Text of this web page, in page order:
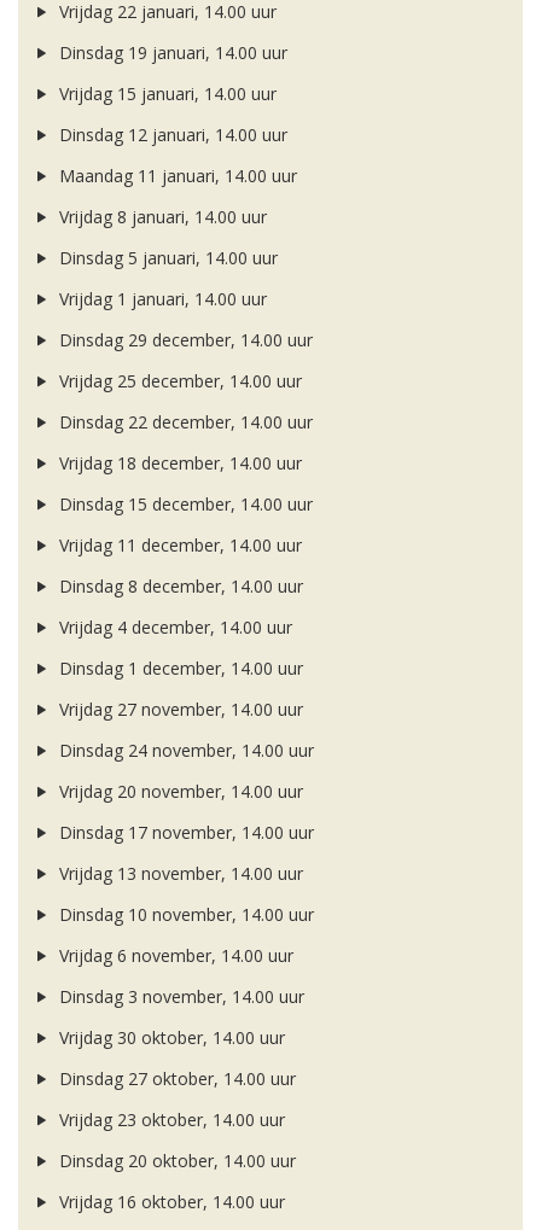
Vrijdag 22 januari, 14.00 uur
Dinsdag 19 januari, 14.00 uur
Vrijdag 15 januari, 14.00 uur
Dinsdag 12 januari, 14.00 uur
Maandag 11 januari, 14.00 uur
Vrijdag 8 januari, 14.00 uur
Dinsdag 5 januari, 14.00 uur
Vrijdag 1 januari, 14.00 uur
Dinsdag 29 december, 14.00 uur
Vrijdag 25 december, 14.00 uur
Dinsdag 22 december, 14.00 uur
Vrijdag 18 december, 14.00 uur
Dinsdag 15 december, 14.00 uur
Vrijdag 11 december, 14.00 uur
Dinsdag 8 december, 14.00 uur
Vrijdag 4 december, 14.00 uur
Dinsdag 1 december, 14.00 uur
Vrijdag 27 november, 14.00 uur
Dinsdag 24 november, 14.00 uur
Vrijdag 20 november, 14.00 uur
Dinsdag 17 november, 14.00 uur
Vrijdag 13 november, 14.00 uur
Dinsdag 10 november, 14.00 uur
Vrijdag 6 november, 14.00 uur
Dinsdag 3 november, 14.00 uur
Vrijdag 30 oktober, 14.00 uur
Dinsdag 27 oktober, 14.00 uur
Vrijdag 23 oktober, 14.00 uur
Dinsdag 20 oktober, 14.00 uur
Vrijdag 16 oktober, 14.00 uur